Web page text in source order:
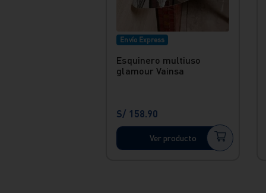
Envío Express
Esquinero multiuso
glamour Vainsa
S/ 158.90
Ver producto